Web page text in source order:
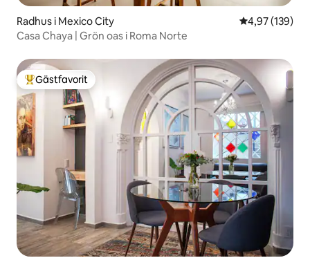
Radhus i Mexico City 4,97 av 5 i
4,97 (139)
Casa Chaya | Grön oas i Roma Norte
Populär gästfavorit
Gästfavorit